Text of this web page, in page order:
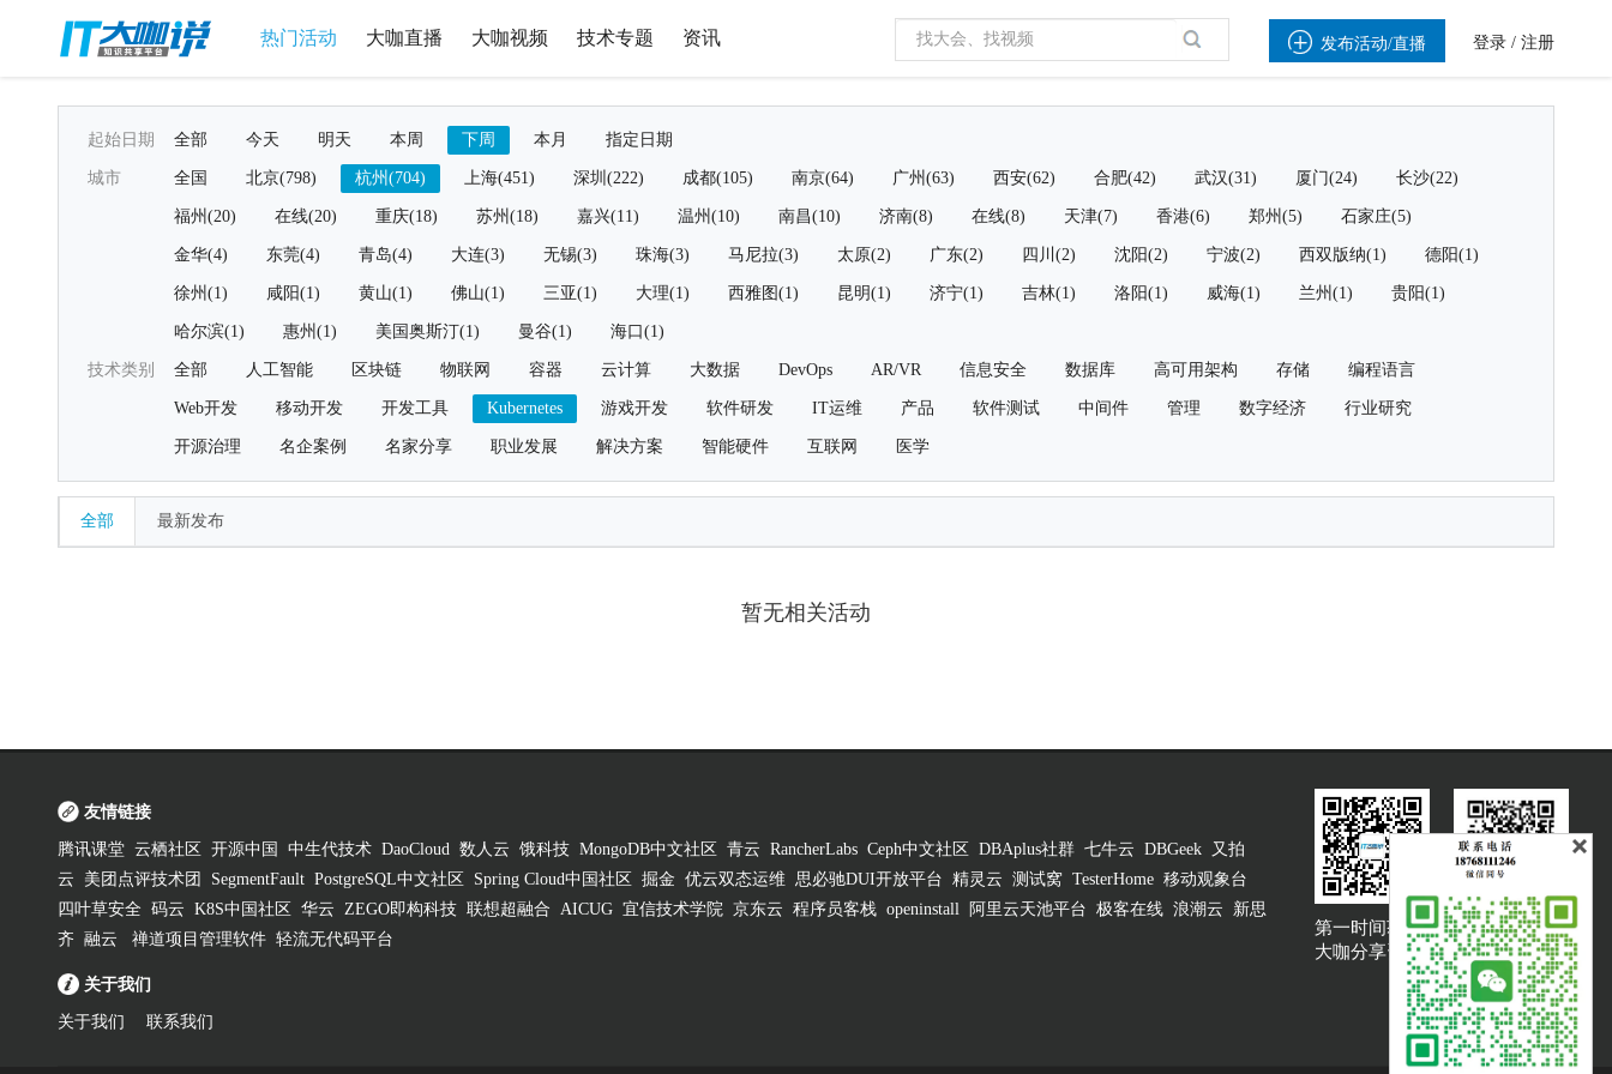
热门活动 大咖直播 大咖视频 技术专题 资讯  发布活动/直播 登录 / 注册
起始日期 全部 今天 明天 本周 下周 本月 指定日期
城市 全国 北京(798) 杭州(704) 上海(451) 深圳(222) 成都(105) 南京(64) 广州(63) 西安(62) 合肥(42) 武汉(31) 厦门(24) 长沙(22)
福州(20) 在线(20) 重庆(18) 苏州(18) 嘉兴(11) 温州(10) 南昌(10) 济南(8) 在线(8) 天津(7) 香港(6) 郑州(5) 石家庄(5)
金华(4) 东莞(4) 青岛(4) 大连(3) 无锡(3) 珠海(3) 马尼拉(3) 太原(2) 广东(2) 四川(2) 沈阳(2) 宁波(2) 西双版纳(1) 德阳(1)
徐州(1) 咸阳(1) 黄山(1) 佛山(1) 三亚(1) 大理(1) 西雅图(1) 昆明(1) 济宁(1) 吉林(1) 洛阳(1) 威海(1) 兰州(1) 贵阳(1)
哈尔滨(1) 惠州(1) 美国奥斯汀(1) 曼谷(1) 海口(1)
技术类别 全部 人工智能 区块链 物联网 容器 云计算 大数据 DevOps AR/VR 信息安全 数据库 高可用架构 存储 编程语言
Web开发 移动开发 开发工具 Kubernetes 游戏开发 软件研发 IT运维 产品 软件测试 中间件 管理 数字经济 行业研究
开源治理 名企案例 名家分享 职业发展 解决方案 智能硬件 互联网 医学
全部 最新发布
暂无相关活动
友情链接
腾讯课堂 云栖社区 开源中国 中生代技术 DaoCloud 数人云 饿科技 MongoDB中文社区 青云 RancherLabs Ceph中文社区 DBAplus社群 七牛云 DBGeek
又拍
云
美团点评技术团 SegmentFault PostgreSQL中文社区 Spring Cloud中国社区 掘金 优云双态运维 思必驰DUI开放平台 精灵云 测试窝 TesterHome 移动观象台
四叶草安全 码云 K8S中国社区 华云 ZEGO即构科技 联想超融合 AICUG 宜信技术学院 京东云 程序员客栈 openinstall 阿里云天池平台 极客在线 浪潮云
新思
齐 融云 禅道项目管理软件 轻流无代码平台
关于我们
关于我们 联系我们
第一时间获取
大咖分享资讯
大咖说吐槽客服